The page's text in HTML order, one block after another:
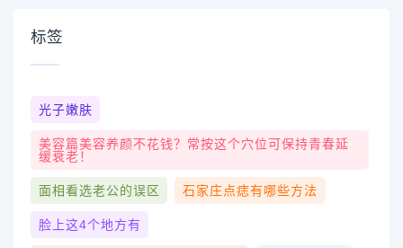
标签
光子嫩肤
美容篇美容养颜不花钱？常按这个穴位可保持青春延
缓衰老！
面相看选老公的误区 石家庄点痣有哪些方法
脸上这4个地方有